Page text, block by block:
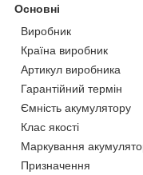
Основні
Виробник
Країна виробник
Артикул виробника
Гарантійний термін
Ємність акумулятору
Клас якості
Маркування
Призначення